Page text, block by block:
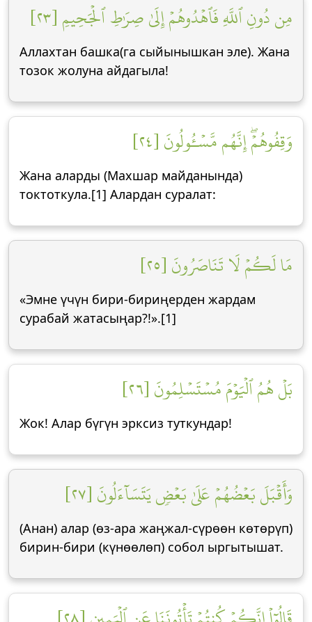
مِن دُونِ ٱللَّهِ فَٱهۡدُوهُمۡ إِلَىٰ صِرَٰطِ ٱلۡجَحِيمِ [٢٣]
Аллахтан башка(га сыйынышкан эле). Жана
тозок жолуна айдагыла!
وَقِفُوهُمۡۖ إِنَّهُم مَّسۡـُٔولُونَ [٢٤]
Жана аларды (Махшар майданында)
токтоткула.[1] Алардан суралат:
مَا لَكُمۡ لَا تَنَاصَرُونَ [٢٥]
«Эмне үчүн бири-бириңерден жардам
сурабай жатасыңар?!».[1]
بَلۡ هُمُ ٱلۡيَوۡمَ مُسۡتَسۡلِمُونَ [٢٦]
Жок! Алар бүгүн эрксиз туткундар!
وَأَقۡبَلَ بَعۡضُهُمۡ عَلَىٰ بَعۡضٖ يَتَسَآءَلُونَ [٢٧]
(Анан) алар (өз-ара жаңжал-сүрөөн көтөрүп)
бирин-бири (күнөөлөп) собол ыргытышат.